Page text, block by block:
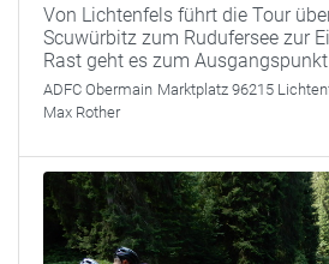
Von Lichtenfels führt die Tour
Scuwürbitz zum Rudufersee zur
Rast geht es zum
ADFC Obermain Marktplatz 96215
Max Rother